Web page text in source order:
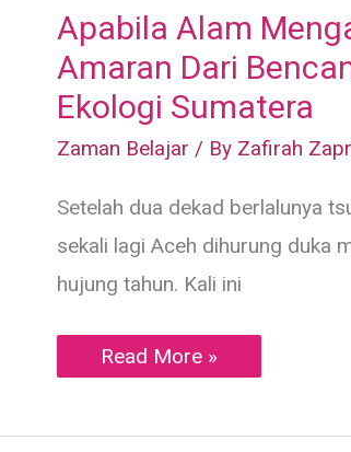
Apabila Alam
Amaran Dari
Ekologi Sumatera
Zaman Belajar / By Zafirah
Setelah dua dekad berlalunya
sekali lagi Aceh dihurung duka
hujung tahun. Kali ini
Apabila
Alam
Dari
Read More »